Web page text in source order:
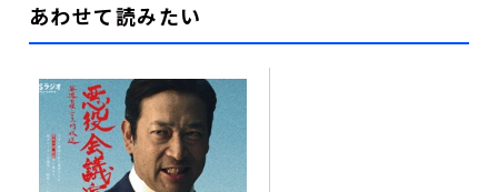
あわせて読みたい